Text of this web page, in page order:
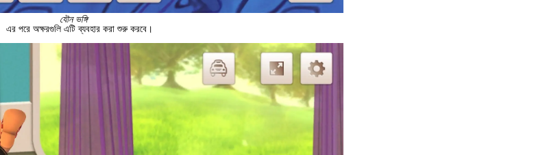
যৌন ভঙ্গি
এর পরে অক্ষরগুলি এটি ব্যবহার করা শুরু করবে।